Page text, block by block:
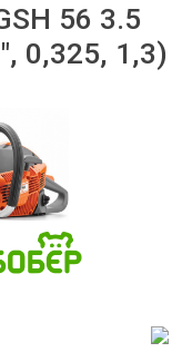
56 3.5
0,325, 1,3)